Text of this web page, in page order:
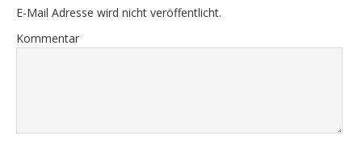
E-Mail Adresse wird nicht veröffentlicht.
Kommentar